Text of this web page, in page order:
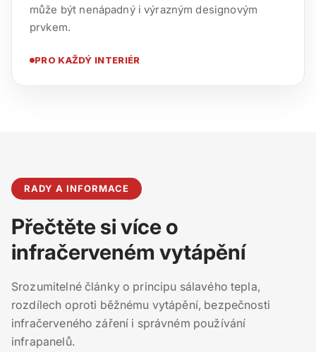
může být nenápadný i výrazným designovým
prvkem.
PRO KAŽDÝ INTERIÉR
RADY A INFORMACE
Přečtěte si více o
infračerveném vytápění
Srozumitelné články o principu sálavého tepla,
rozdílech oproti běžnému vytápění, bezpečnosti
infračerveného záření i správném používání
infrapanelů.